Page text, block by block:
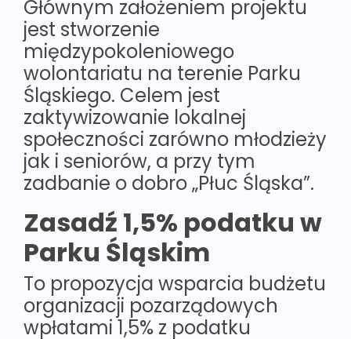
Głównym założeniem projektu
jest stworzenie
międzypokoleniowego
wolontariatu na terenie Parku
Śląskiego. Celem jest
zaktywizowanie lokalnej
społeczności zarówno młodzieży
jak i seniorów, a przy tym
zadbanie o dobro „Płuc Śląska”.
Zasadź 1,5% podatku w
Parku Śląskim
To propozycja wsparcia budżetu
organizacji pozarządowych
wpłatami 1,5% z podatku